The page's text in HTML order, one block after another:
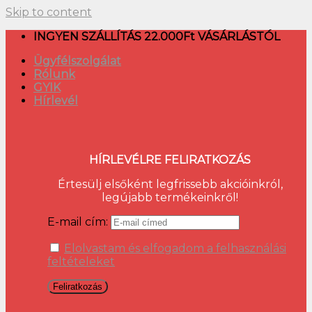
Skip to content
INGYEN SZÁLLÍTÁS 22.000Ft VÁSÁRLÁSTÓL
Ügyfélszolgálat
Rólunk
GYIK
Hírlevél
HÍRLEVÉLRE FELIRATKOZÁS
Értesülj elsőként legfrissebb akcióinkról,
legújabb termékeinkről!
E-mail cím:
Elolvastam és elfogadom a felhasználási
feltételeket